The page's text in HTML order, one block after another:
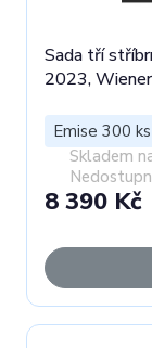
Sada tří
2023,
Emise 300 ks
Skladem
8 390 Kč